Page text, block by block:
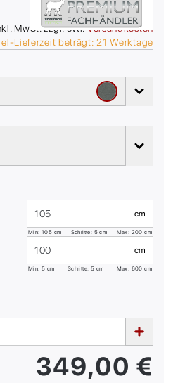
MwSt. zzgl. evtl. Versandkosten
Lieferzeit beträgt:21 Werktage
cm
Min: 105 cm Schritte: 5 cm Max: 200 cm
cm
Min: 5 cm Schritte: 5 cm Max: 600 cm
349,00 €